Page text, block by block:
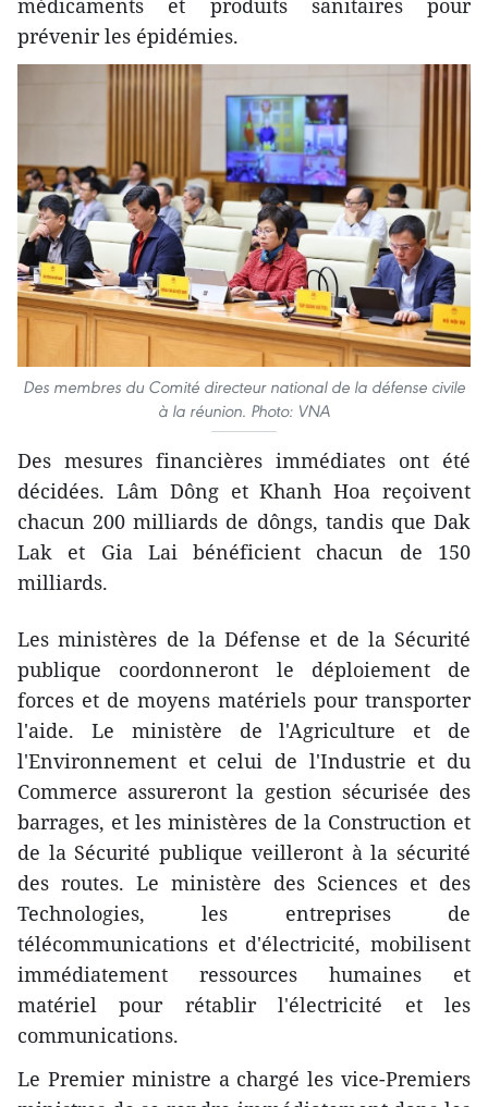
médicaments et produits sanitaires pour
prévenir les épidémies.
Des membres du Comité directeur national de la défense civile
à la réunion. Photo: VNA
Des mesures financières immédiates ont été
décidées. Lâm Dông et Khanh Hoa reçoivent
chacun 200 milliards de dôngs, tandis que Dak
Lak et Gia Lai bénéficient chacun de 150
milliards.
Les ministères de la Défense et de la Sécurité
publique coordonneront le déploiement de
forces et de moyens matériels pour transporter
l'aide. Le ministère de l'Agriculture et de
l'Environnement et celui de l'Industrie et du
Commerce assureront la gestion sécurisée des
barrages, et les ministères de la Construction et
de la Sécurité publique veilleront à la sécurité
des routes. Le ministère des Sciences et des
Technologies, les entreprises de
télécommunications et d'électricité, mobilisent
immédiatement ressources humaines et
matériel pour rétablir l'électricité et les
communications.
Le Premier ministre a chargé les vice-Premiers